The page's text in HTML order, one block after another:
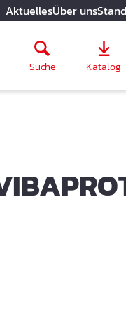
AktuellesÜber uns
Suche Katalog